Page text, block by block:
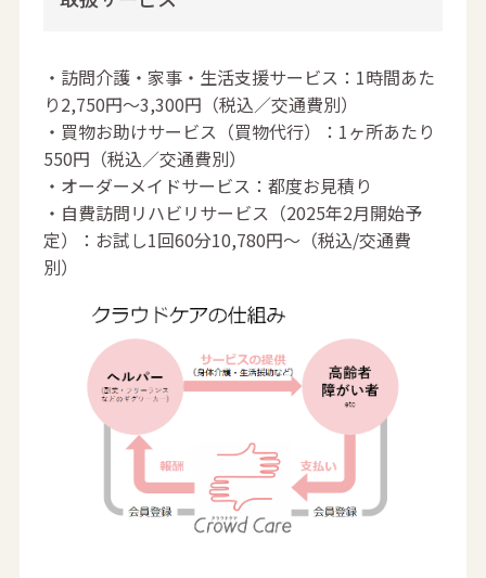
・訪問介護・家事・生活支援サービス：1時間あた
り2,750円～3,300円（税込／交通費別）
・買物お助けサービス（買物代行）：1ヶ所あたり
550円（税込／交通費別）
・オーダーメイドサービス：都度お見積り
・自費訪問リハビリサービス（2025年2月開始予
定）：お試し1回60分10,780円〜（税込/交通費
別）